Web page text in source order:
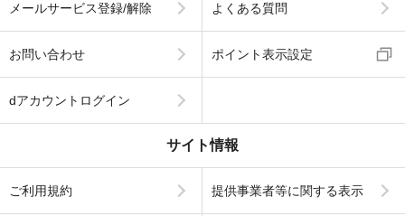
メールサービス登録/解除 よくある質問
お問い合わせ ポイント表示設定
dアカウントログイン
サイト情報
ご利用規約 提供事業者等に関する表示